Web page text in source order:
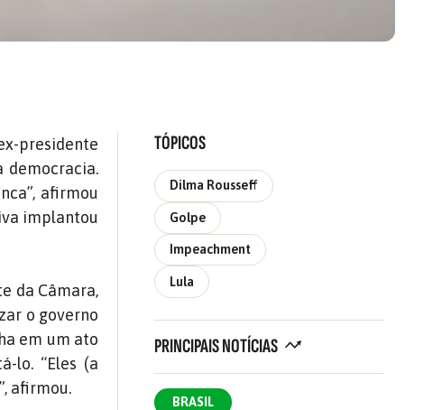
presidente
democracia.
afirmou
implantou
da Câmara,
o governo
em um ato
lo. “Eles (a
afirmou.
TÓPICOS
Dilma Rousseff
Golpe
Impeachment
Lula
PRINCIPAIS NOTÍCIAS
BRASIL